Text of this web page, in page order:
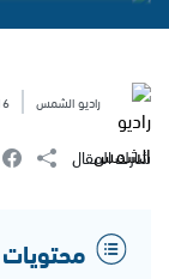
راديو الشمس 2025
شارك المقال